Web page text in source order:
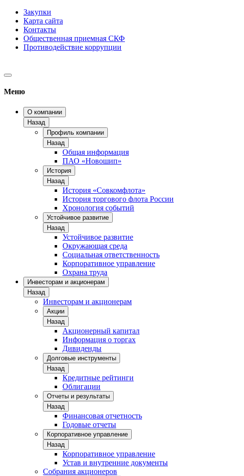
Закупки
Карта сайта
Контакты
Общественная приемная СКФ
Противодействие коррупции
Меню
О компании
Назад
Профиль компании
Назад
Общая информация
ПАО «Новошип»
История
Назад
История «Совкомфлота»
История торгового флота России
Хронология событий
Устойчивое развитие
Назад
Устойчивое развитие
Окружающая среда
Социальная ответственность
Корпоративное управление
Охрана труда
Инвесторам и акционерам
Назад
Инвесторам и акционерам
Акции
Назад
Акционерный капитал
Информация о торгах
Дивиденды
Долговые инструменты
Назад
Кредитные рейтинги
Облигации
Отчеты и результаты
Назад
Финансовая отчетность
Годовые отчеты
Корпоративное управление
Назад
Корпоративное управление
Устав и внутренние документы
Собрания акционеров